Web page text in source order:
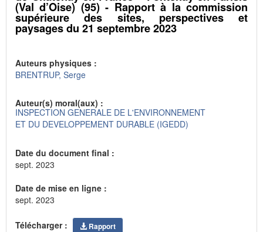
(Val d’Oise) (95) - Rapport à la commission
supérieure des sites, perspectives et
paysages du 21 septembre 2023
Auteurs physiques :
BRENTRUP, Serge
Auteur(s) moral(aux) :
INSPECTION GENERALE DE L'ENVIRONNEMENT
ET DU DEVELOPPEMENT DURABLE (IGEDD)
Date du document final :
sept. 2023
Date de mise en ligne :
sept. 2023
Télécharger : Rapport